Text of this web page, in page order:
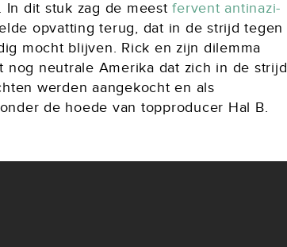
In dit stuk zag de meestfervent antinazi-
opvatting terug, dat in de strijd tegen
mocht blijven. Rick en zijn dilemma
nog neutrale Amerika dat zich in de strijd
werden aangekocht en als
de hoede van topproducer Hal B.